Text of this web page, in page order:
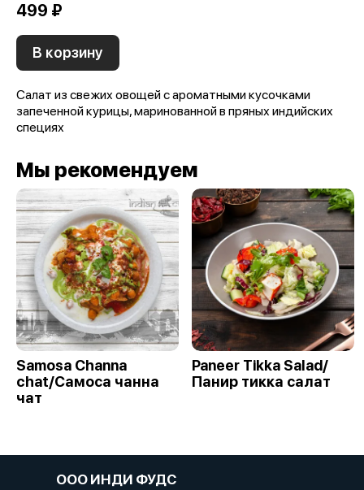
499 ₽
В корзину
Салат из свежих овощей с ароматными кусочками
запеченной курицы, маринованной в пряных индийских
специях
Мы рекомендуем
Samosa Channa
chat/Самоса чанна
чат
Paneer Tikka Salad/
Панир тикка салат
ООО ИНДИ ФУДС